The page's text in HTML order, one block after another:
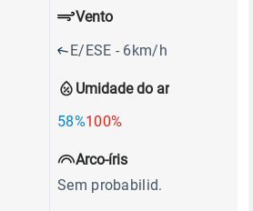
Umidade do ar
58%100%
Vento
E/ESE - 6km/h
Arco-íris
Sem probabilid.